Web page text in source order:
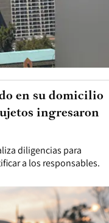
diligencias para
a los responsables.
en su domicilio
ingresaron